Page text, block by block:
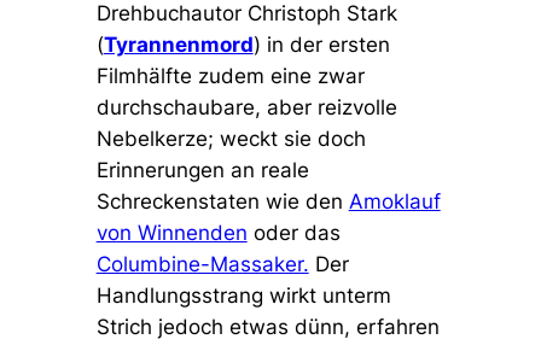
Drehbuchautor Christoph Stark
(Tyrannenmord) in der ersten
Filmhälfte zudem eine zwar
durchschaubare, aber reizvolle
Nebelkerze; weckt sie doch
Erinnerungen an reale
Schreckenstaten wie den Amoklauf
von Winnenden oder das
Columbine-Massaker. Der
Handlungsstrang wirkt unterm
Strich jedoch etwas dünn, erfahren